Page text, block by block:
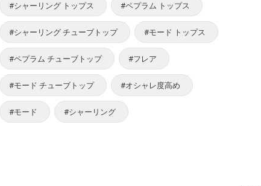
#シャーリング トップス #ペプラム トップス
#シャーリング チューブトップ #モード トップス
#ペプラム チューブトップ #フレア
#モード チューブトップ #オシャレ度高め
#モード #シャーリング